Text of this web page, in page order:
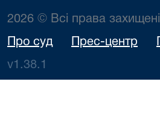
2026 © Всі права захищені
Про суд Прес-центр
v1.38.1